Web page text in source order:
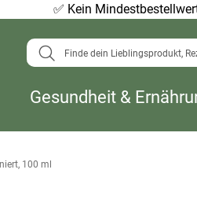
✅ Kein
Suche
Gesundheit &
100 ml